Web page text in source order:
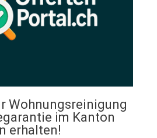
Wohnungsreinigung
im Kanton
erhalten!